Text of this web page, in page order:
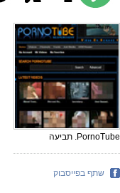
PornoTube. תביעה
שתף בפייסבוק